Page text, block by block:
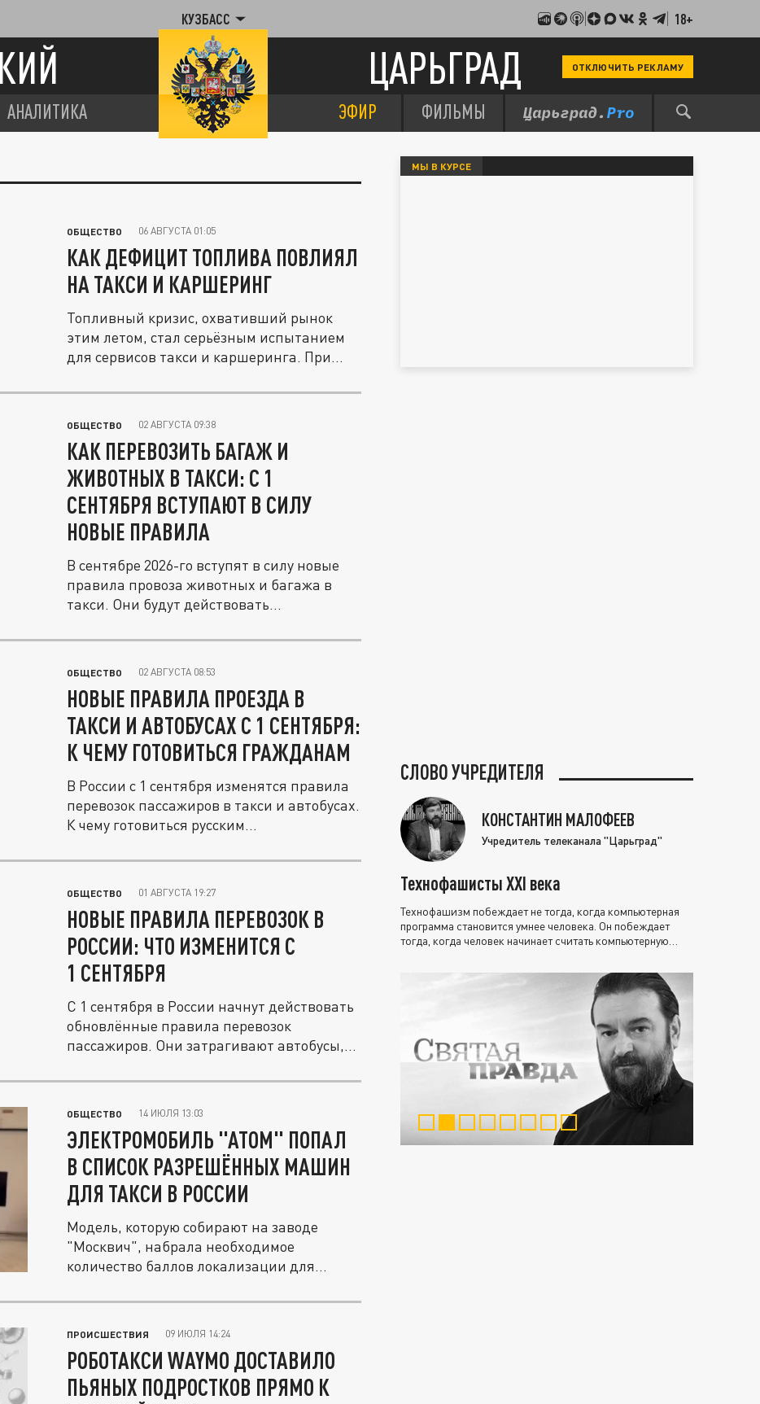
КУЗБАСС 18+
ЦАРЬГРАД ОТКЛЮЧИТЬ РЕКЛАМУ
АНАЛИТИКА ЭФИР ФИЛЬМЫ
ОБЩЕСТВО 06 АВГУСТА 01:05
КАК ДЕФИЦИТ ТОПЛИВА ПОВЛИЯЛ
НА ТАКСИ И КАРШЕРИНГ
Топливный кризис, охвативший рынок
этим летом, стал серьёзным испытанием
для сервисов такси и каршеринга. При...
ОБЩЕСТВО 02 АВГУСТА 09:38
КАК ПЕРЕВОЗИТЬ БАГАЖ И
ЖИВОТНЫХ В ТАКСИ: С 1
СЕНТЯБРЯ ВСТУПАЮТ В СИЛУ
НОВЫЕ ПРАВИЛА
В сентябре 2026-го вступят в силу новые
правила провоза животных и багажа в
такси. Они будут действовать...
ОБЩЕСТВО 02 АВГУСТА 08:53
НОВЫЕ ПРАВИЛА ПРОЕЗДА В
ТАКСИ И АВТОБУСАХ С 1 СЕНТЯБРЯ:
К ЧЕМУ ГОТОВИТЬСЯ ГРАЖДАНАМ
В России с 1 сентября изменятся правила
перевозок пассажиров в такси и автобусах.
К чему готовиться русским...
ОБЩЕСТВО 01 АВГУСТА 19:27
НОВЫЕ ПРАВИЛА ПЕРЕВОЗОК В
РОССИИ: ЧТО ИЗМЕНИТСЯ С
1 СЕНТЯБРЯ
С 1 сентября в России начнут действовать
обновлённые правила перевозок
пассажиров. Они затрагивают автобусы,...
ОБЩЕСТВО 14 ИЮЛЯ 13:03
ЭЛЕКТРОМОБИЛЬ "АТОМ" ПОПАЛ
В СПИСОК РАЗРЕШЁННЫХ МАШИН
ДЛЯ ТАКСИ В РОССИИ
Модель, которую собирают на заводе
"Москвич", набрала необходимое
количество баллов локализации для...
ПРОИСШЕСТВИЯ 09 ИЮЛЯ 14:24
РОБОТАКСИ WAYMO ДОСТАВИЛО
ПЬЯНЫХ ПОДРОСТКОВ ПРЯМО К
МЫ В КУРСЕ
СЛОВО УЧРЕДИТЕЛЯ
КОНСТАНТИН МАЛОФЕЕВ
Учредитель телеканала "Царьград"
Технофашисты XXI века
Технофашизм побеждает не тогда, когда компьютерная
программа становится умнее человека. Он побеждает
тогда, когда человек начинает считать компьютерную